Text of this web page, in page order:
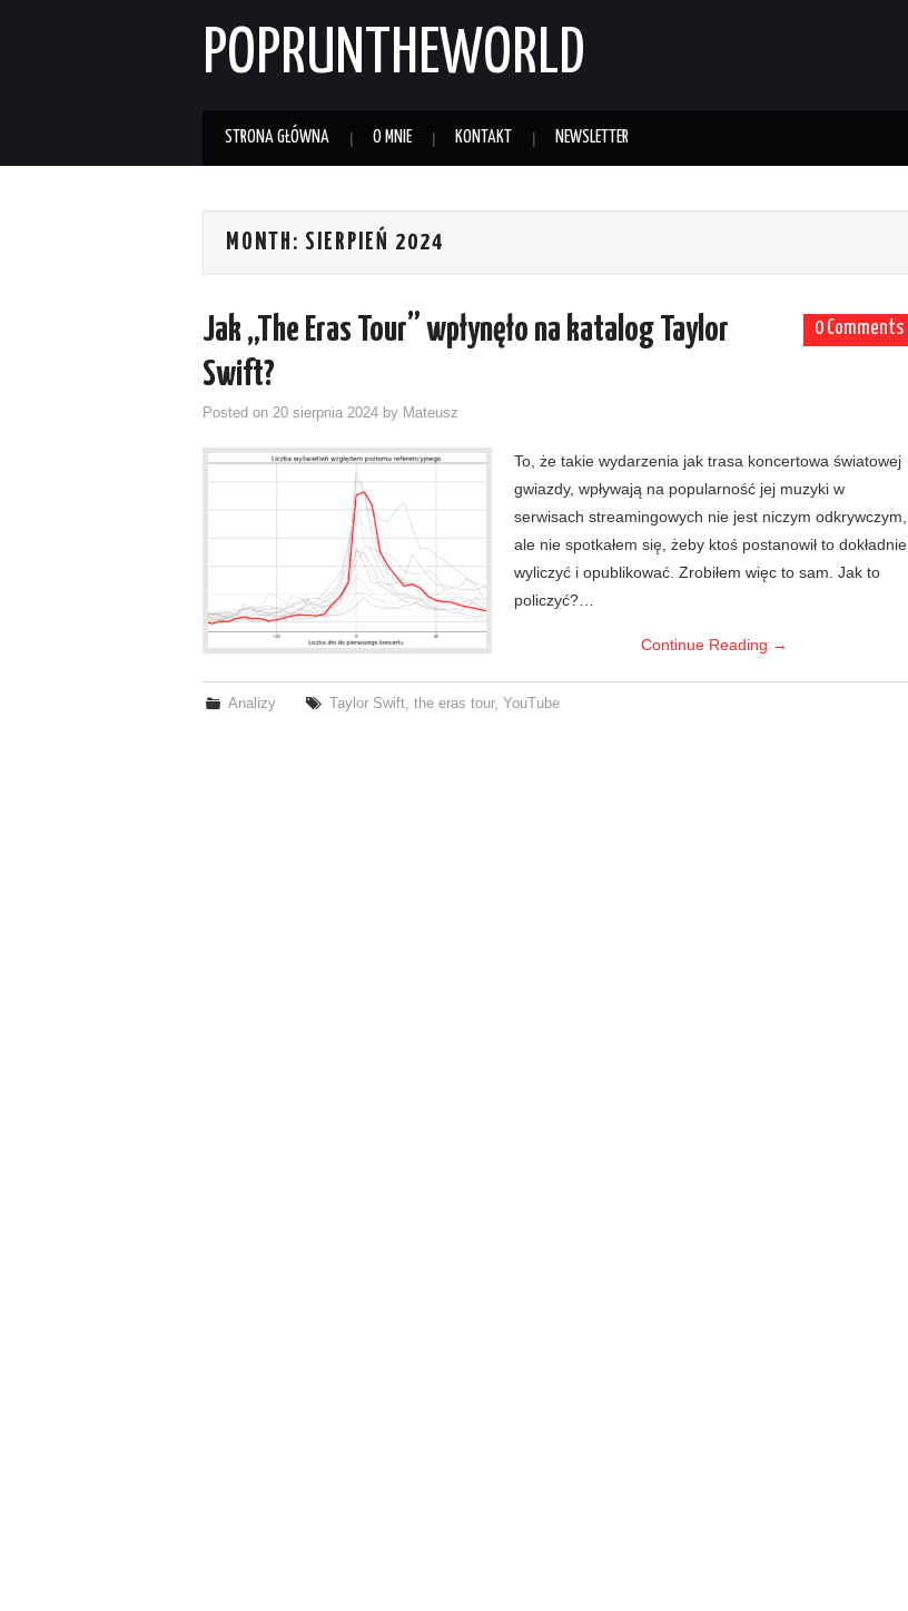
POPRUNTHEWORLD
STRONA GŁÓWNA O MNIE KONTAKT NEWSLETTER
MONTH: SIERPIEŃ 2024
0 Comments
Jak „The Eras Tour” wpłynęło na katalog Taylor
Swift?
Posted on 20 sierpnia 2024 by Mateusz
To, że takie wydarzenia jak trasa koncertowa światowej
gwiazdy, wpływają na popularność jej muzyki w
serwisach streamingowych nie jest niczym odkrywczym,
ale nie spotkałem się, żeby ktoś postanowił to dokładnie
wyliczyć i opublikować. Zrobiłem więc to sam. Jak to
policzyć?…
Continue Reading →
Analizy Taylor Swift,the eras tour, YouTube